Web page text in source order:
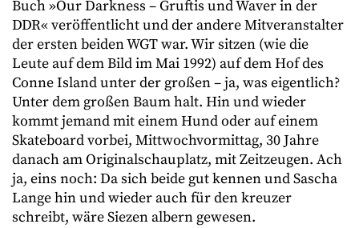
Buch »Our Darkness – Gruftis und Waver in der
DDR« veröffentlicht und der andere Mitveranstalter
der ersten beiden WGT war. Wir sitzen (wie die
Leute auf dem Bild im Mai 1992) auf dem Hof des
Conne Island unter der großen – ja, was eigentlich?
Unter dem großen Baum halt. Hin und wieder
kommt jemand mit einem Hund oder auf einem
Skateboard vorbei, Mittwochvormittag, 30 Jahre
danach am Originalschauplatz, mit Zeitzeugen. Ach
ja, eins noch: Da sich beide gut kennen und Sascha
Lange hin und wieder auch für den kreuzer
schreibt, wäre Siezen albern gewesen.